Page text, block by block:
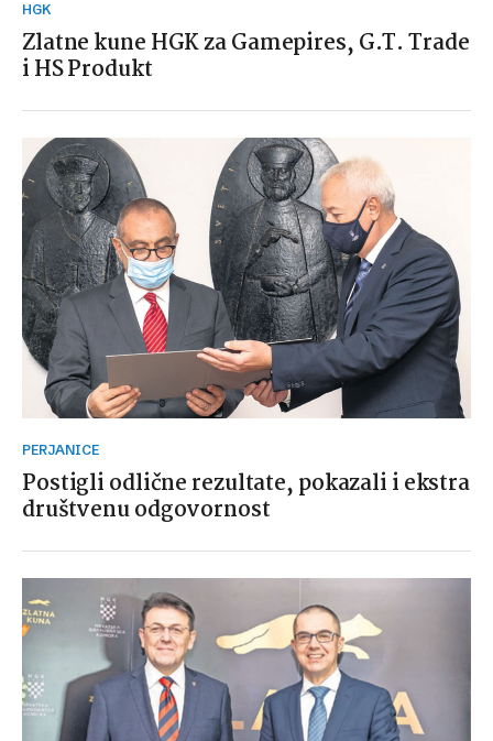
HGK
Zlatne kune HGK za Gamepires, G.T. Trade
i HS Produkt
PERJANICE
Postigli odlične rezultate, pokazali i ekstra
društvenu odgovornost